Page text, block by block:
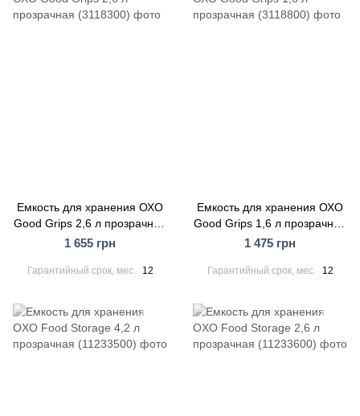
Емкость для хранения ОХО
Good Grips 2,6 л прозрачная
(3118300)
1 655 грн
Гарантийный срок, мес. 12
Емкость для хранения ОХО
Good Grips 1,6 л прозрачная
(3118800)
1 475 грн
Гарантийный срок, мес. 12